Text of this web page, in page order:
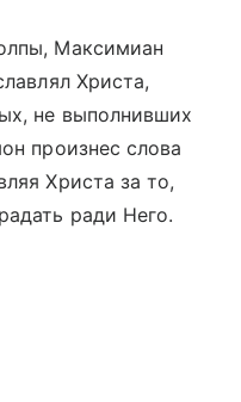
Максимиан
Христа,
не выполнивших
произнес слова
Христа за то,
ради Него.